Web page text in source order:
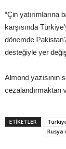
“Çin yatırımlarına
karşısında
dönemde
desteğiyle yer
Almond yazısının
cezalandırmaktan
ETİKETLER
Rusya